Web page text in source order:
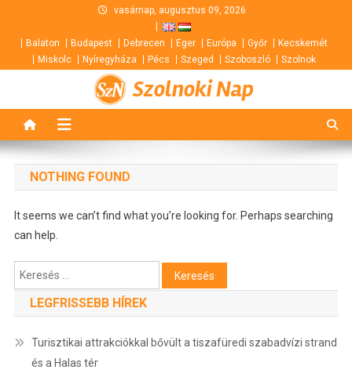
content
vasárnap, augusztus 09, 2026
Balaton Budapest Debrecen Eger Európa Győr
Kecskemét
Miskolc
Nyíregyháza Pécs Szeged Szoboszló Szolnok
Szolnoki Nap
NOTHING FOUND
It seems we can’t find what you’re looking for. Perhaps searching
can help.
Keresés:
LEGFRISSEBB HÍREK
Turisztikai attrakciókkal bővült a tiszafüredi szabadvízi strand
és a Halas tér